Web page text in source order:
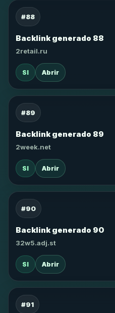
#88
Backlink generado 88
2retail.ru
SI Abrir
#89
Backlink generado 89
2week.net
SI Abrir
#90
Backlink generado 90
32w5.adj.st
SI Abrir
#91